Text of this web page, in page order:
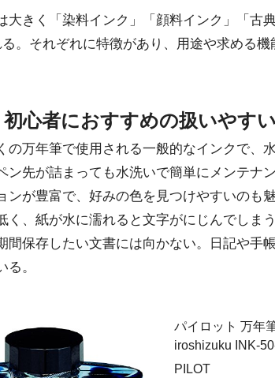
きく「染料インク」「顔料インク」「古典
。それぞれに特徴があり、用途や求める
心者におすすめの扱いやす
の万年筆で使用される一般的なインクで、
ン先が詰まっても水洗いで簡単にメンテナ
ンが豊富で、好みの色を見つけやすいのも魅
く、紙が水に濡れると文字がにじんでしま
間保存したい文書には向かない。日記や手
。
パイロット 万年
iroshizuku INK-
PILOT